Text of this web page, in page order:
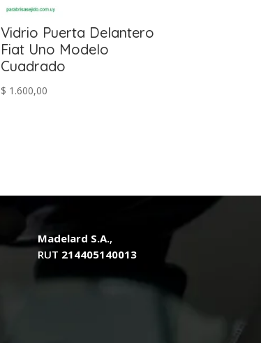
Vidrio Puerta Delantero
Fiat Uno Modelo
Cuadrado
$ 1.600,00
Madelard S.A.,
RUT 214405140013